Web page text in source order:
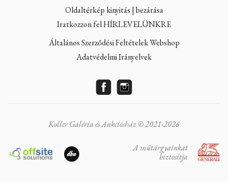
Oldaltérkép kinyitás | bezárása
Iratkozzon fel HÍRLEVELÜNKRE
Általános Szerződési Feltételek Webshop
Adatvédelmi Irányelvek
Koller Galéria és Aukciósház © 2021-2026
A műtárgyainkat
biztosítja